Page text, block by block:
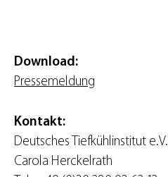
Download:
Pressemeldung
Kontakt:
Deutsches Tiefkühlinstitut e.V.
Carola Herckelrath